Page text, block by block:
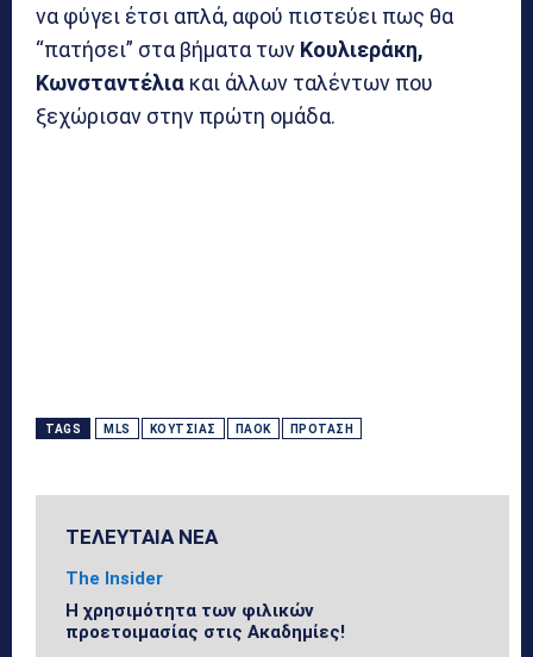
να φύγει έτσι απλά, αφού πιστεύει πως θα
“πατήσει” στα βήματα των Κουλιεράκη,
Κωνσταντέλια και άλλων ταλέντων που
ξεχώρισαν στην πρώτη ομάδα.
TAGS MLS ΚΟΎΤΣΙΑΣ ΠΑΟΚ ΠΡΌΤΑΣΗ
ΤΕΛΕΥΤΑΙΑ ΝΕΑ
The Insider
Η χρησιμότητα των φιλικών
προετοιμασίας στις Ακαδημίες!